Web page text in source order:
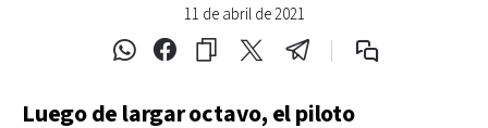
11 de abril de 2021
Luego de largar octavo, el piloto